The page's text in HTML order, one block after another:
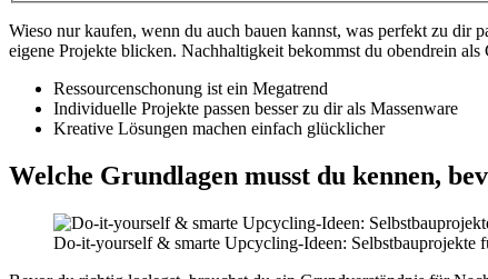
Wieso nur kaufen, wenn du auch bauen kannst, was perfekt zu dir
eigene Projekte blicken. Nachhaltigkeit bekommst du obendrein
Ressourcenschonung ist ein Megatrend
Individuelle Projekte passen besser zu dir als Massenware
Kreative Lösungen machen einfach glücklicher
Welche Grundlagen musst du kennen,
Do-it-yourself & smarte Upcycling-Ideen: Selbstbauprojekte